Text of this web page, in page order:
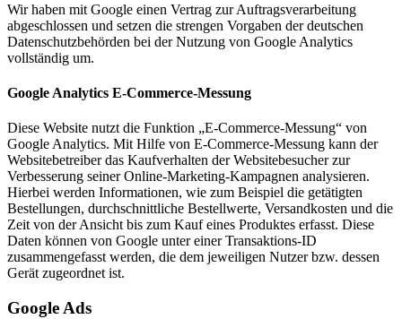
Wir haben mit Google einen Vertrag zur Auftragsverarbeitung
abgeschlossen und setzen die strengen Vorgaben der deutschen
Datenschutzbehörden bei der Nutzung von Google Analytics
vollständig um.
Google Analytics E-Commerce-Messung
Diese Website nutzt die Funktion „E-Commerce-Messung“ von
Google Analytics. Mit Hilfe von E-Commerce-Messung kann der
Websitebetreiber das Kaufverhalten der Websitebesucher zur
Verbesserung seiner Online-Marketing-Kampagnen analysieren.
Hierbei werden Informationen, wie zum Beispiel die getätigten
Bestellungen, durchschnittliche Bestellwerte, Versandkosten und die
Zeit von der Ansicht bis zum Kauf eines Produktes erfasst. Diese
Daten können von Google unter einer Transaktions-ID
zusammengefasst werden, die dem jeweiligen Nutzer bzw. dessen
Gerät zugeordnet ist.
Google Ads